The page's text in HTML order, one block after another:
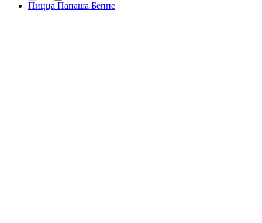
Пицца Папаша Беппе